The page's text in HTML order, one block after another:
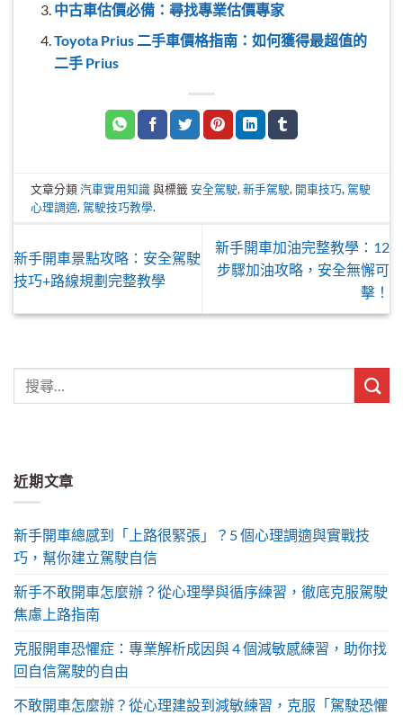
中古車估價必備：尋找專業估價專家
Toyota Prius 二手車價格指南：如何獲得最超值的
二手 Prius
文章分類汽車實用知識 與標籤安全駕駛,新手駕駛, 開車技巧,駕駛
心理調適,駕駛技巧教學.
新手開車景點攻略：安全駕駛
技巧+路線規劃完整教學
新手開車加油完整教學：12
步驟加油攻略，安全無懈可
擊！
近期文章
新手開車總感到「上路很緊張」？5 個心理調適與實戰技
巧，幫你建立駕駛自信
新手不敢開車怎麼辦？從心理學與循序練習，徹底克服駕駛
焦慮上路指南
克服開車恐懼症：專業解析成因與 4 個減敏感練習，助你找
回自信駕駛的自由
不敢開車怎麼辦？從心理建設到減敏練習，克服「駕駛恐懼